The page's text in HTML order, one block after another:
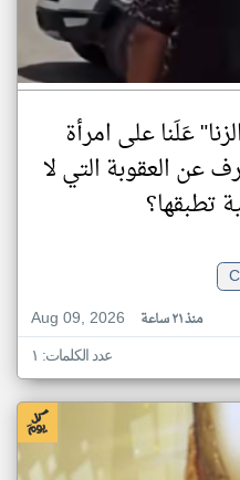
عَلَنا على امرأة
عن العقوبة التي لا
تطبقها؟
Aug 09, 2026
منذ ٢١ ساعة
عدد الكلمات: ١